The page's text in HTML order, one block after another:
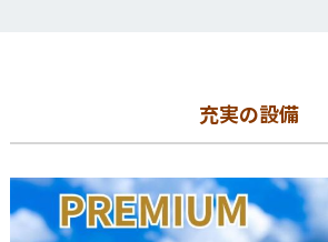
充実の設備